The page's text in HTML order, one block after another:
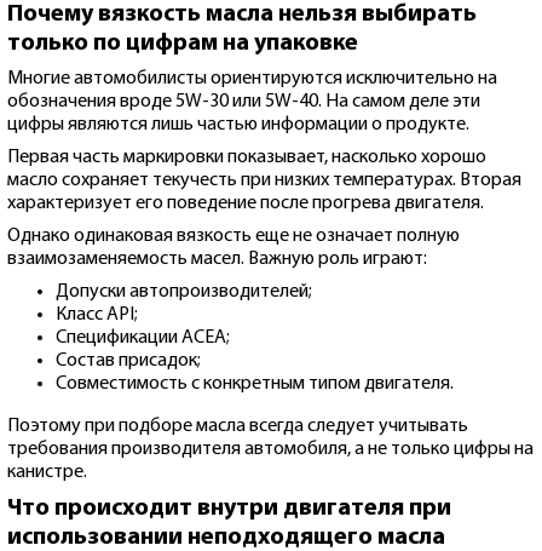
Почему вязкость масла нельзя выбирать
только по цифрам на упаковке
Многие автомобилисты ориентируются исключительно на
обозначения вроде 5W-30 или 5W-40. На самом деле эти
цифры являются лишь частью информации о продукте.
Первая часть маркировки показывает, насколько хорошо
масло сохраняет текучесть при низких температурах. Вторая
характеризует его поведение после прогрева двигателя.
Однако одинаковая вязкость еще не означает полную
взаимозаменяемость масел. Важную роль играют:
Допуски автопроизводителей;
Класс API;
Спецификации ACEA;
Состав присадок;
Совместимость с конкретным типом двигателя.
Поэтому при подборе масла всегда следует учитывать
требования производителя автомобиля, а не только цифры на
канистре.
Что происходит внутри двигателя при
использовании неподходящего масла